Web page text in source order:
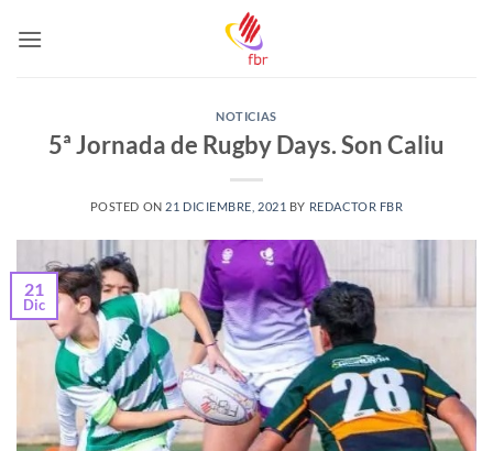
NOTICIAS
5ª Jornada de Rugby Days. Son Caliu
POSTED ON 21 DICIEMBRE, 2021 BY REDACTOR FBR
21
Dic